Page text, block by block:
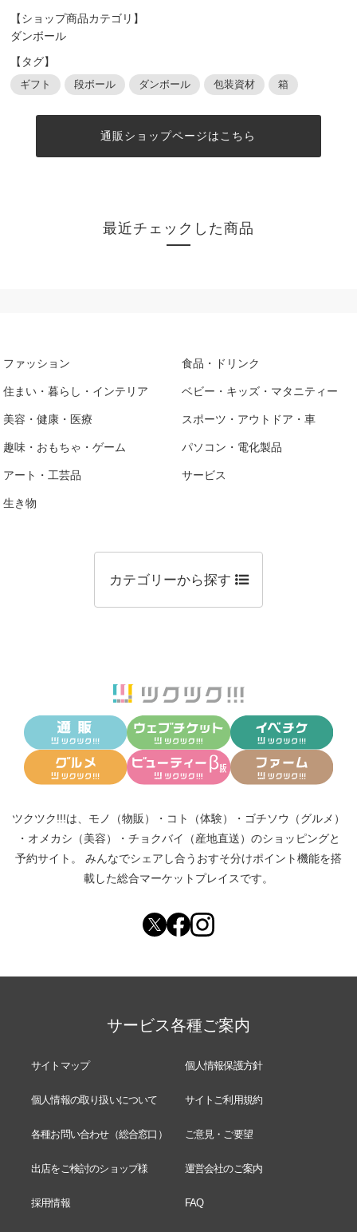
【ショップ商品カテゴリ】
ダンボール
【タグ】
ギフト 段ボール ダンボール 包装資材 箱
通販ショップページはこちら
最近チェックした商品
ファッション 食品・ドリンク
住まい・暮らし・インテリア ベビー・キッズ・マタニティー
美容・健康・医療 スポーツ・アウトドア・車
趣味・おもちゃ・ゲーム パソコン・電化製品
アート・工芸品 サービス
生き物
カテゴリーから探す
ツクツク!!!は、 モノ（物販） ・ コト（体験） ・ ゴチソウ（グルメ）
・ オメカシ（美容） ・ チョクバイ（産地直送） のショッピングと
予約サイト。
みんなでシェアし合う おすそ分けポイント機能を搭
載した総合マーケットプレイスです。
サービス各種ご案内
サイトマップ 個人情報保護方針
個人情報の取り扱いについて サイトご利用規約
各種お問い合わせ（総合窓口） ご意見・ご要望
出店をご検討のショップ様 運営会社のご案内
採用情報 FAQ